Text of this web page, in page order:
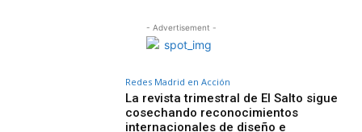
- Advertisement -
Redes Madrid en Acción
La revista trimestral de El Salto sigue
cosechando reconocimientos
internacionales de diseño e